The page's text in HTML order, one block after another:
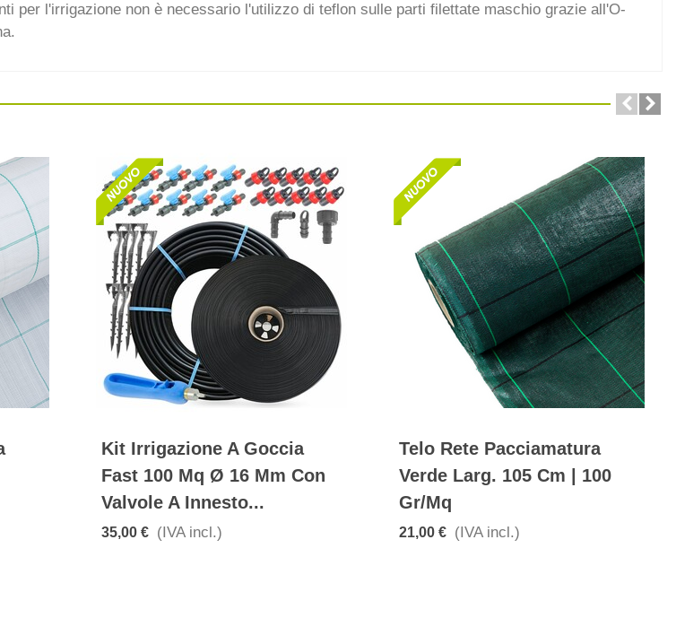
per l'irrigazione non è necessario l'utilizzo di teflon sulle parti filettate maschio grazie all'O-
Kit Irrigazione A Goccia
Fast 100 Mq Ø 16 Mm Con
Valvole A Innesto...
35,00 € (IVA incl.)
Telo Rete Pacciamatura
Verde Larg. 105 Cm | 100
Gr/mq
21,00 € (IVA incl.)